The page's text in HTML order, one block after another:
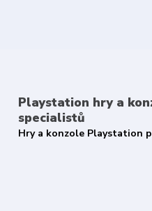
Playstation hry a
specialistů
Hry a konzole Playstation